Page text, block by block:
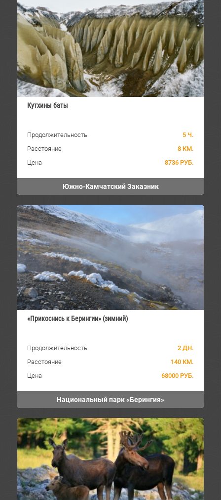
Кутхины баты
Продолжительность
5 Ч.
Расстояние
8 КМ.
Цена
8736 РУБ.
Южно-Камчатский Заказник
«Прикоснись к Берингии» (зимний)
Продолжительность
2 ДН.
Расстояние
140 КМ.
Цена
68000 РУБ.
Национальный парк «Берингия»